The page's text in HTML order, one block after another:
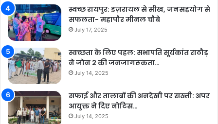
स्वच्छ रायपुर: इज़रायल से सीख, जनसहयोग से
सफलता- महापौर मीनल चौबे
July 17, 2025
स्वच्छता के लिए पहल: सभापति सूर्यकांत राठौड़
ने जोन 2 की जनजागरूकता…
July 14, 2025
सफाई और तालाबों की अनदेखी पर सख्ती: अपर
आयुक्त ने दिए नोटिस…
July 14, 2025